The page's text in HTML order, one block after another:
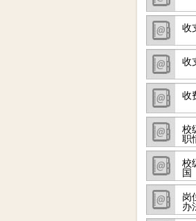
收
收
收
校
职
校
国
岗
办